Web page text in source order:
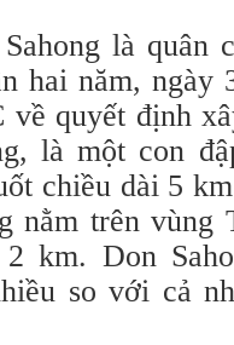
là quân
hai năm, ngày
về quyết định
là một con
chiều dài 5
nằm trên vùng
km. Don
so với cả